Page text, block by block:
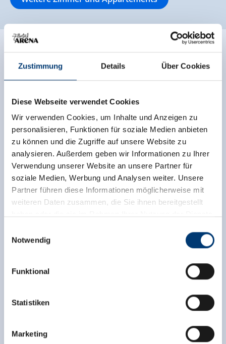
Zustimmung Details Über Cookies
Diese Webseite verwendet Cookies
Wir verwenden Cookies, um Inhalte und Anzeigen zu
personalisieren, Funktionen für soziale Medien anbieten
zu können und die Zugriffe auf unsere Website zu
analysieren. Außerdem geben wir Informationen zu Ihrer
Verwendung unserer Website an unsere Partner für
soziale Medien, Werbung und Analysen weiter. Unsere
Partner führen diese Informationen möglicherweise mit
weiteren Daten zusammen, die Sie ihnen bereitgestellt
Rohr 23// A-6280 Zell am Ziller
www.zillertalarena.com
Notwendig
Funktional
Statistiken
Marketing
🜉WLAN
weitere Ausstattungsmerkmale